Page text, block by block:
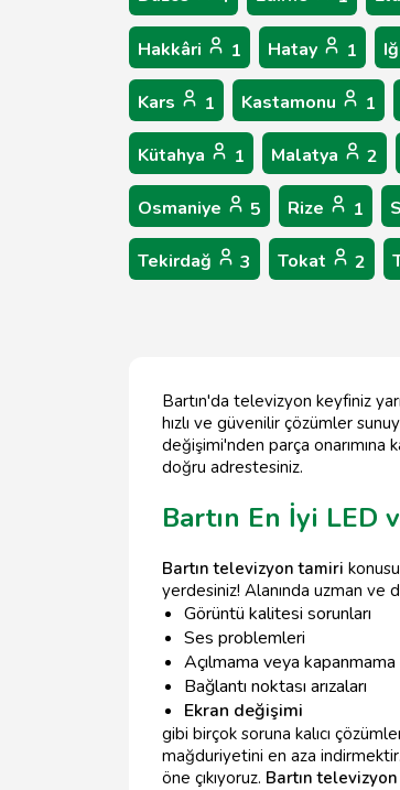
Hakkâri 1 Hatay 1
Kars 1 Kastamonu 1
Kütahya 1 Malatya 2
Osmaniye 5 Rize 1
Tekirdağ 3 Tokat 2
Bartın'da televizyon keyfiniz
hızlı ve güvenilir çözümler
değişimi'nden parça onarımına
doğru adrestesiniz.
Bartın En İyi LED
Bartın televizyon tamiri
yerdesiniz! Alanında uzman ve
Görüntü kalitesi sorunları
Ses problemleri
Açılmama veya kapanmama
Bağlantı noktası arızaları
Ekran değişimi
gibi birçok soruna kalıcı
mağduriyetini en aza
öne çıkıyoruz. Bartın